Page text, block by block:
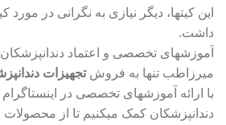
این کیتها، دیگر نیازی به نگرانی در مورد
داشت.
آموزشهای تخصصی و اعتماد دندانپزشکان
میرزاطب تنها به فروشتجهیزات
با ارائه آموزشهای تخصصی در اینستاگرام
دندانپزشکان کمک میکنیم تا از